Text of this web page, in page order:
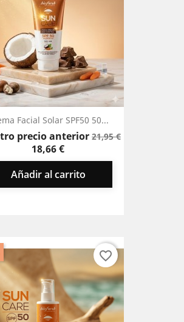
Facial Solar SPF50 50...
precio anteriorPrecio
21,95 €Precio
18,66 €
Añadir al carrito
favorite_border